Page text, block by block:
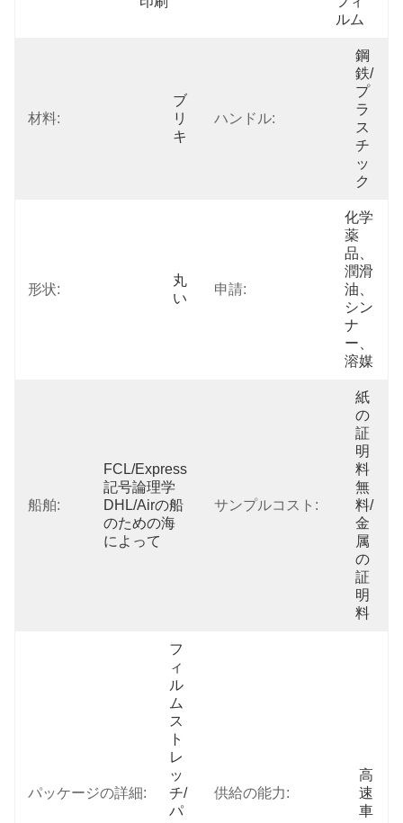
ルム
材料:
ブ
リ
キ
ハンドル:
鋼
鉄/
プ
ラ
ス
チ
ッ
ク
形状:
丸
い
申請:
化学
薬
品、
潤滑
油、
シン
ナ
ー、
溶媒
船舶:
FCL/Express
記号論理学
DHL/Airの船
のための海
によって
サンプルコスト:
紙
の
証
明
料
無
料/
金
属
の
証
明
料
パッケージの詳細:
フ
ィ
ル
ム
ス
ト
レ
ッ
チ/
パ
供給の能力:
高
速
車